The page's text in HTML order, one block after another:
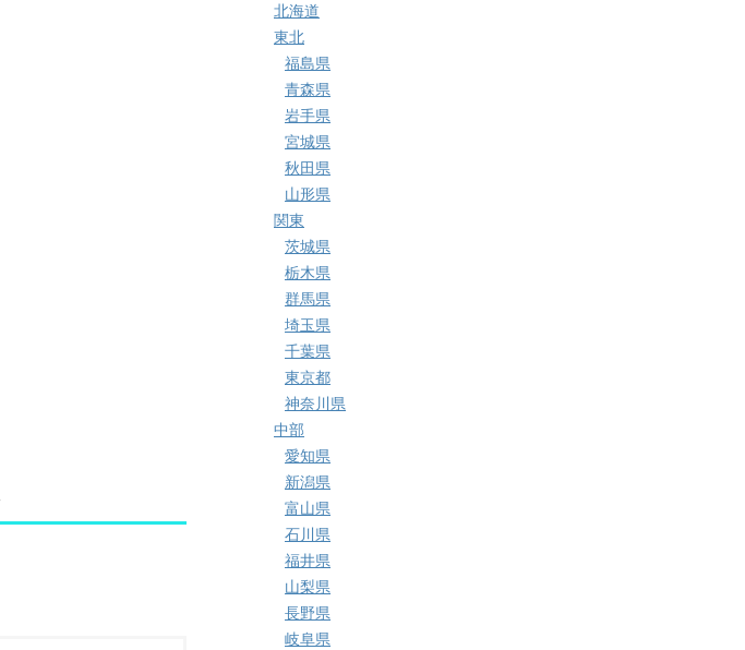
北海道
東北
福島県
青森県
岩手県
宮城県
秋田県
山形県
関東
茨城県
栃木県
群馬県
埼玉県
千葉県
東京都
神奈川県
中部
愛知県
新潟県
富山県
石川県
福井県
山梨県
長野県
岐阜県